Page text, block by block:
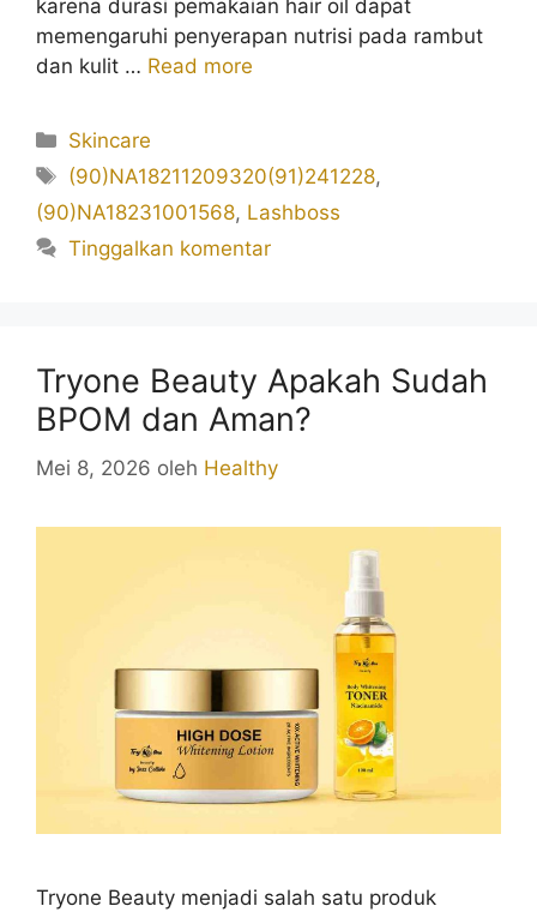
karena durasi pemakaian hair oil dapat
memengaruhi penyerapan nutrisi pada rambut
dan kulit … Read more
Kategori
Skincare
Tag
(90)NA18211209320(91)241228,
(90)NA18231001568, Lashboss
Tinggalkan komentar
Tryone Beauty Apakah Sudah
BPOM dan Aman?
Mei 8, 2026 oleh Healthy
Tryone Beauty menjadi salah satu produk